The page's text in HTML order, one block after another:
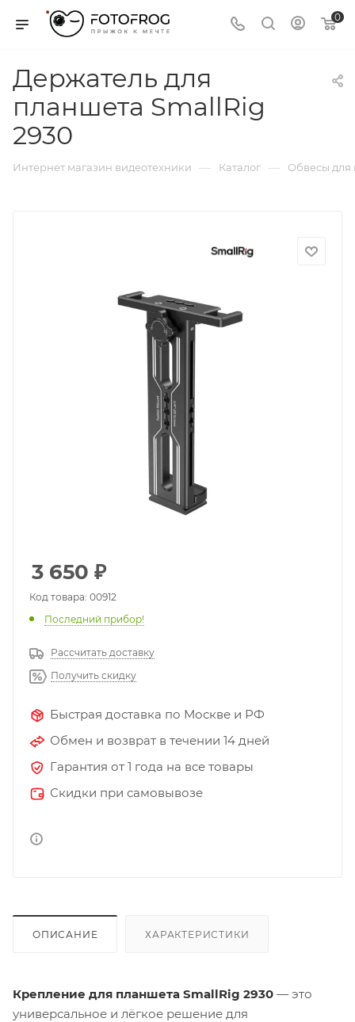
0
Держатель для
планшета SmallRig
2930
Интернет магазин видеотехники — Каталог — Обвесы для
3 650 ₽
Код товара: 00912
Последний прибор!
Рассчитать доставку
Получить скидку
Быстрая доставка по Москве и РФ
Обмен и возврат в течении 14 дней
Гарантия от 1 года на все товары
Скидки при самовывозе
ОПИСАНИЕ ХАРАКТЕРИСТИКИ
Крепление для планшета SmallRig 2930 — это
универсальное и лёгкое решение для